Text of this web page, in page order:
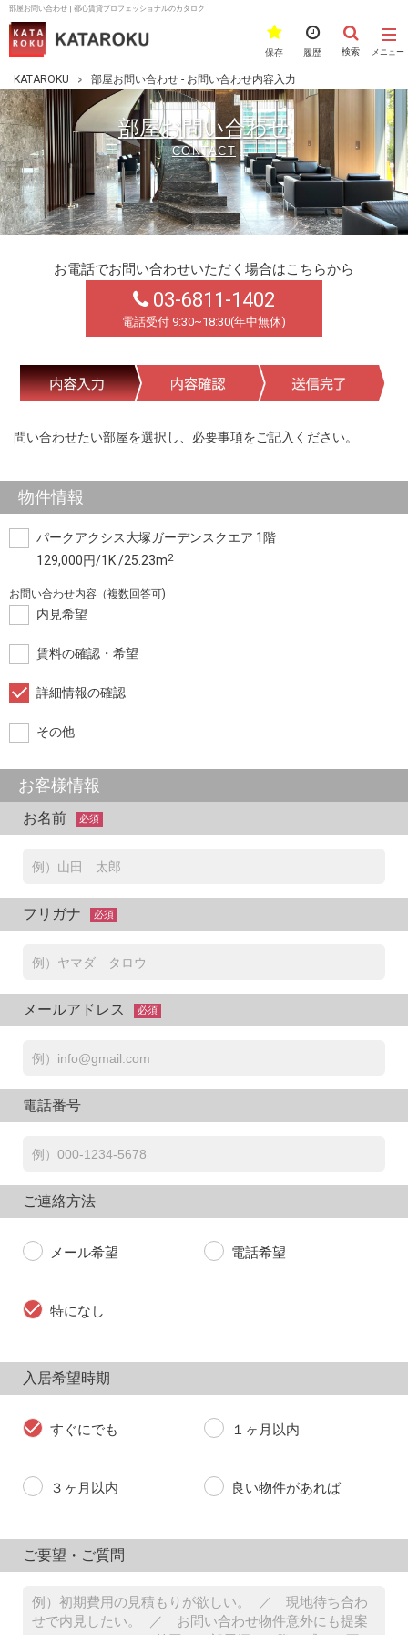
部屋お問い合わせ | 都心賃貸プロフェッショナルのカタロク
メニュー
検索
履歴
保存
KATAROKU 部屋お問い合わせ - お問い合わせ内容入力
部屋お問い合わせ
CONTACT
お電話でお問い合わせいただく場合はこちらから
03-6811-1402
電話受付 9:30~18:30(年中無休)
問い合わせたい部屋を選択し、必要事項をご記入ください。
物件情報
パークアクシス大塚ガーデンスクエア 1階
129,000円/1K /25.23m2
お問い合わせ内容（複数回答可)
内見希望
賃料の確認・希望
詳細情報の確認
その他
お客様情報
お名前 必須
フリガナ 必須
メールアドレス 必須
電話番号
ご連絡方法
メール希望 電話希望
特になし
入居希望時期
すぐにでも １ヶ月以内
３ヶ月以内 良い物件があれば
ご要望・ご質問